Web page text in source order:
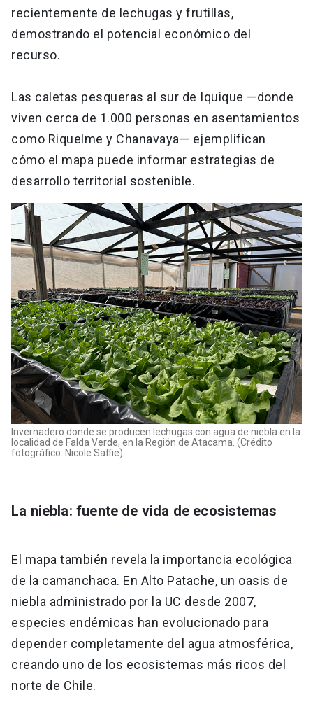
recientemente de lechugas y frutillas,
demostrando el potencial económico del
recurso.
Las caletas pesqueras al sur de Iquique —donde
viven cerca de 1.000 personas en asentamientos
como Riquelme y Chanavaya— ejemplifican
cómo el mapa puede informar estrategias de
desarrollo territorial sostenible.
Invernadero donde se producen lechugas con agua de niebla en la
localidad de Falda Verde, en la Región de Atacama. (Crédito
fotográfico: Nicole Saffie)
La niebla: fuente de vida de ecosistemas
El mapa también revela la importancia ecológica
de la camanchaca. En Alto Patache, un oasis de
niebla administrado por la UC desde 2007,
especies endémicas han evolucionado para
depender completamente del agua atmosférica,
creando uno de los ecosistemas más ricos del
norte de Chile.